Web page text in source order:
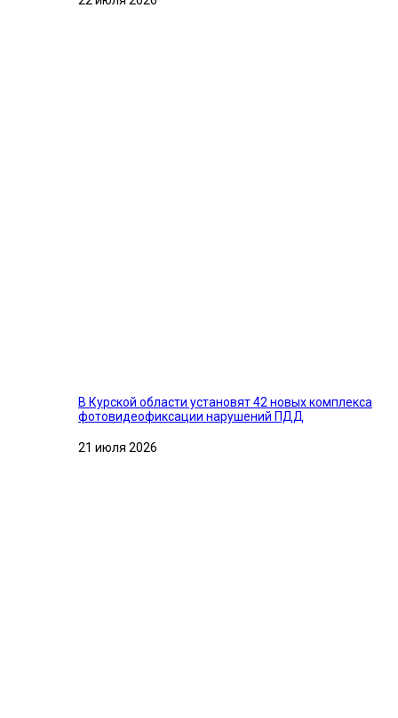
В Курской области установят 42 новых комплекса
фотовидеофиксации нарушений ПДД
21 июля 2026